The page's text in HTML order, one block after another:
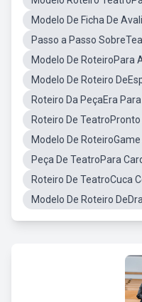
Modelo De Ficha De
Passo a Passo
Modelo De RoteiroPara
Modelo De Roteiro
Roteiro Da PeçaEra
Roteiro De
Modelo De
Peça De TeatroPara
Roteiro De TeatroCuca
Modelo De Roteiro